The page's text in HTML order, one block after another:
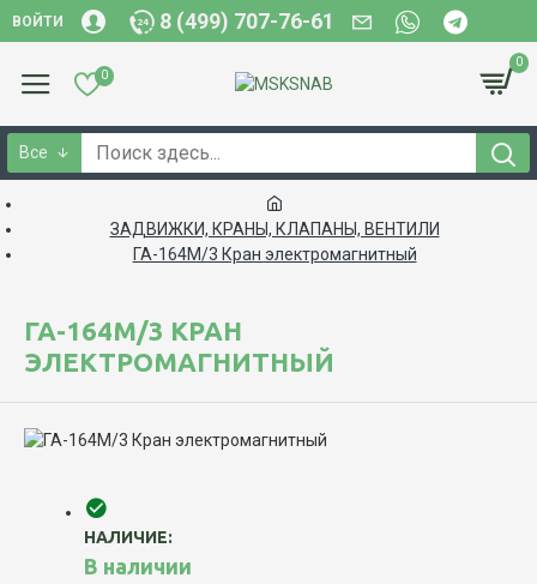
ВОЙТИ 8 (499) 707-76-61
0
0
Все
ЗАДВИЖКИ, КРАНЫ, КЛАПАНЫ, ВЕНТИЛИ
ГА-164М/3 Кран электромагнитный
ГА-164М/3 КРАН
ЭЛЕКТРОМАГНИТНЫЙ
НАЛИЧИЕ:
В наличии